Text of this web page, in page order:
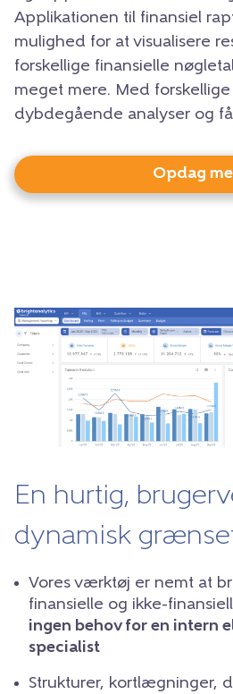
Applikationen til finansiel
mulighed for at visualisere
forskellige finansielle
meget mere. Med
dybdegående analyser og
Opdag
En hurtig,
dynamisk
Vores værktøj er nemt at
finansielle og ikke-
ingen behov for en intern
specialist
Strukturer, kortlægninger,